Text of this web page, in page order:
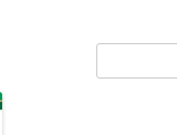
索: